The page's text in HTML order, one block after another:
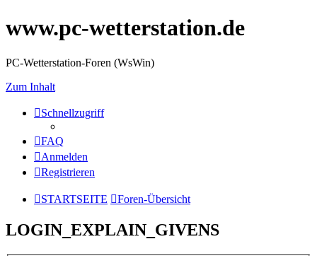
www.pc-wetterstation.de
PC-Wetterstation-Foren (WsWin)
Zum Inhalt
Schnellzugriff
FAQ
Anmelden
Registrieren
STARTSEITE Foren-Übersicht
LOGIN_EXPLAIN_GIVENS